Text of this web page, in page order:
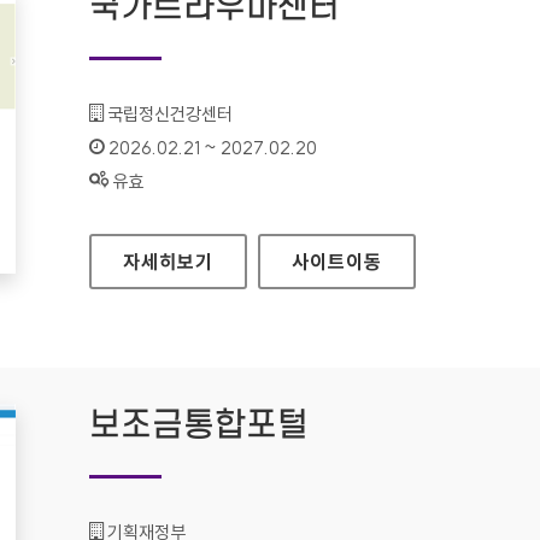
국가트라우마센터
기관명 :
국립정신건강센터
인증기간 :
2026.02.21 ~ 2027.02.20
상태 :
유효
국가트라우마센터
자세히보기 사이트이동
보조금통합포털
기관명 :
기획재정부